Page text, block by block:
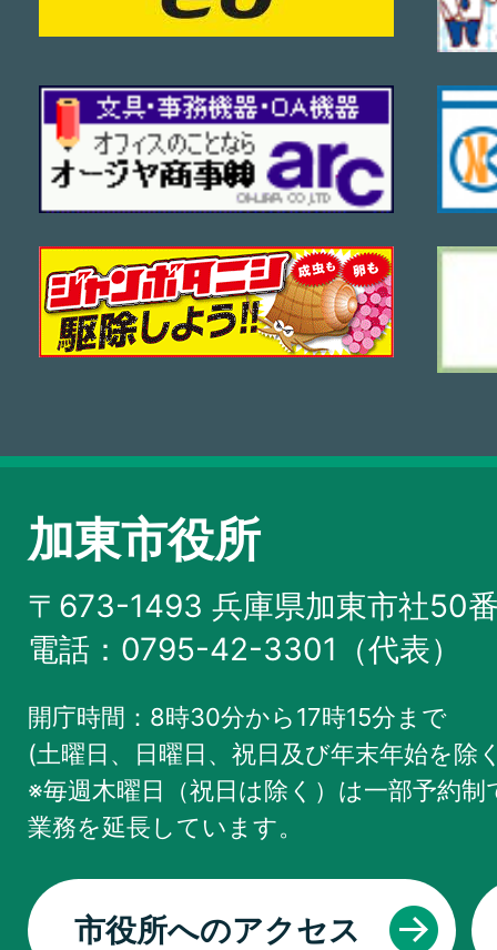
加東市役所
〒673-1493 兵庫県加東市社50
電話：0795-42-3301（代表）
開庁時間：8時30分から17時15分まで
(土曜日、日曜日、祝日及び年末年始を除
※毎週木曜日（祝日は除く）は一部予約
業務を延長しています。
市役所へのアクセス